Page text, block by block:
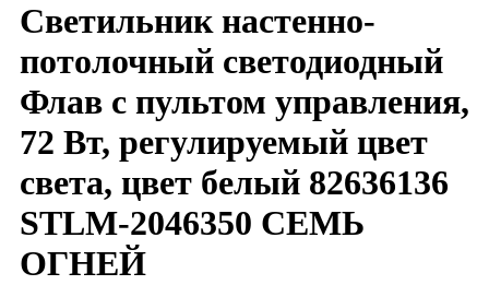
Светильник настенно-
потолочный светодиодный
Флав с пультом управления,
72 Вт, регулируемый цвет
света, цвет белый 82636136
STLM-2046350 СЕМЬ
ОГНЕЙ